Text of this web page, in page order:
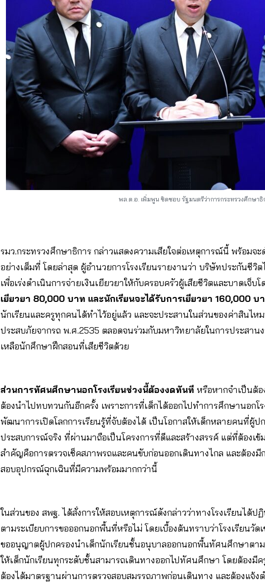
พล.ต.อ. เพิ่มพูน ชิดชอบ รัฐมนตรีว่าการกระทรวงศึกษาธิ
รมว.กระทรวงศึกษาธิการ กล่าวแสดงความเสียใจต่อเหตุการณ์นี้ พร้อมจ
อย่างเต็มที่ โดยล่าสุด ผู้อำนวยการโรงเรียนรายงานว่า บริษัทประกันชีวิต
เพื่อเร่งดำเนินการจ่ายเงินเยียวยาให้กับครอบครัวผู้เสียชีวิตและบาดเจ็บโ
เยียวยา 80,000 บาท และนักเรียนจะได้รับการเยียวยา 160,000 บ
นักเรียนและครูทุกคนได้ทำไว้อยู่แล้ว และจะประสานในส่วนของค่าสินไ
ประสบภัยจากรถ พ.ศ.2535 ตลอดจนร่วมกับมหาวิทยาลัยในการประสา
เหลือนักศึกษาฝึกสอนที่เสียชีวิตด้วย
ส่วนการทัศนศึกษานอกโรงเรียนช่วงนี้ต้องงดทันที หรือหากจำเป็นต้
ต้องนำไปทบทวนกันอีกครั้ง เพราะการที่เด็กได้ออกไปทำการศึกษานอกโร
พัฒนาการเปิดโลกการเรียนรู้ที่จับต้องได้ เป็นโอกาสให้เด็กหลายคนที่ผู้ป
ประสบการณ์จริง ที่ผ่านมาถือเป็นโครงการที่ดีและสร้างสรรค์ แต่ที่ต้องเข้
สำคัญคือการตรวจเช็คสภาพรถและคนขับก่อนออกเดินทางไกล และต้อง
สอบอุปกรณ์ฉุกเฉินที่มีความพร้อมมากกว่านี้
ในส่วนของ สพฐ. ได้สั่งการให้สอบเหตุการณ์ดังกล่าวว่าทางโรงเรียนได้ป
ตามระเบียบการขอออกนอกพื้นที่หรือไม่ โดยเบื้องต้นทราบว่าโรงเรียนวั
ขออนุญาตผู้ปกครองนำเด็กนักเรียนชั้นอนุบาลออกนอกพื้นทัศนศึกษาตาม
ให้เด็กนักเรียนทุกระดับชั้นสามารถเดินทางออกไปทัศนศึกษา​ โดยต้องมีค
ต้องได้มาตรฐานผ่านการตรวจสอบสมรรถภาพก่อนเดินทาง และต้องแจ้ง